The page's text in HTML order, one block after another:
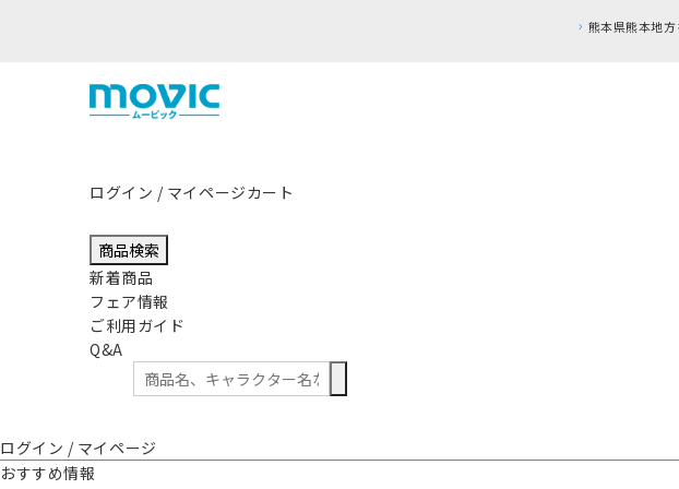
ログイン / マイページカート
商品検索
新着商品
フェア情報
ご利用ガイド
Q&A
ログイン / マイページ
おすすめ情報